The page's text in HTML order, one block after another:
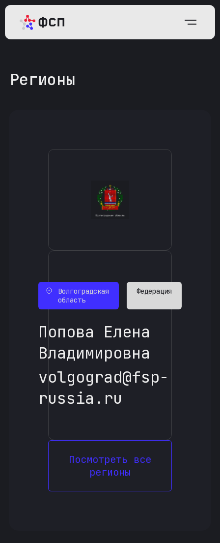
Регионы
Волгоградская
область
Федерация
Попова Елена
Владимировна
volgograd@fsp-
russia.ru
Посмотреть все
регионы